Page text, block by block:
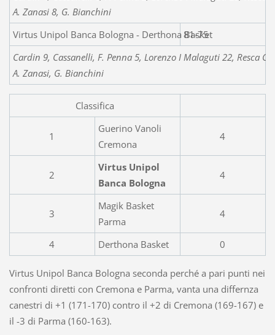
A. Zanasi 8, G. Bianchini
Virtus Unipol Banca Bologna - Derthona Basket
81-75
Cardin 9, Cassanelli, F. Penna 5, Lorenzo I Malaguti 22, Resca
A. Zanasi, G. Bianchini
Classifica
1
Guerino Vanoli
Cremona
4
2
Virtus Unipol
Banca Bologna
4
3
Magik Basket
Parma
4
4 Derthona Basket 0
Virtus Unipol Banca Bologna seconda perché a pari punti nei
confronti diretti con Cremona e Parma, vanta una differnza
canestri di +1 (171-170) contro il +2 di Cremona (169-167) e
il -3 di Parma (160-163).